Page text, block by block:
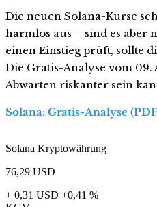
Die neuen Solana-Kurse
harmlos aus – sind es aber
einen Einstieg prüft, sollte
Die Gratis-Analyse vom 09.
Abwarten riskanter sein
Solana: Gratis-Analyse
Solana Kryptowährung
76,29 USD
+ 0,31 USD +0,41 %